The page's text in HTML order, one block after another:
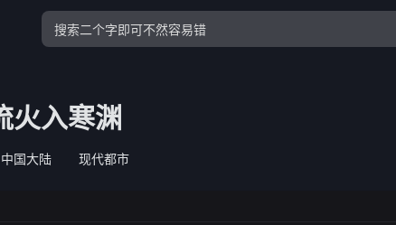
火入寒渊
中国大陆 现代都市